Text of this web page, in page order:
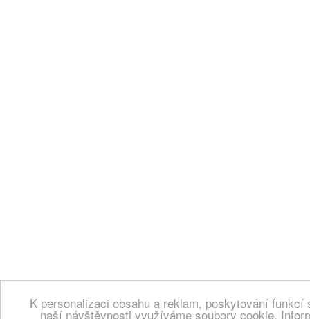
K personalizaci obsahu a reklam, poskytování
naší návštěvnosti využíváme soubory cookie.